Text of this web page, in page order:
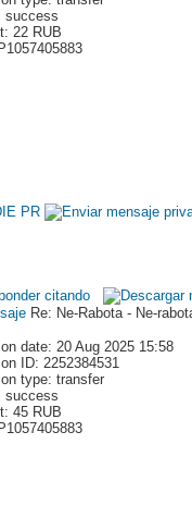
success
22 RUB
Re: Ne-Rabota - Ne-
date: 20 Aug 2025 15:58
ID: 2252384531
type: transfer
success
45 RUB